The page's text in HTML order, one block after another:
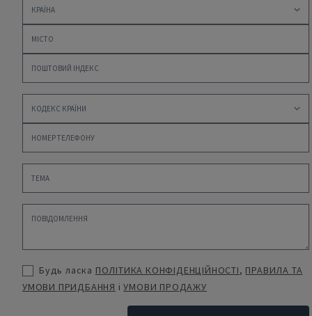
Будь ласка ПОЛІТИКА КОНФІДЕНЦІЙНОСТІ, ПРАВИЛА ТА
УМОВИ ПРИДБАННЯ іУМОВИ ПРОДАЖУ